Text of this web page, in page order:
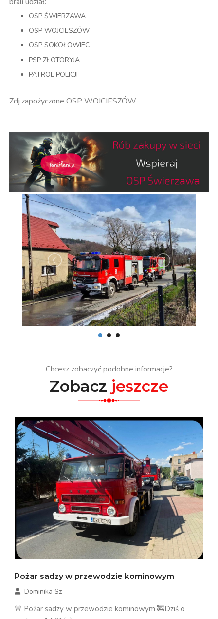
brali udział:
OSP ŚWIERZAWA
OSP WOJCIESZÓW
OSP SOKOŁOWIEC
PSP ZŁOTORYJA
PATROL POLICJI
Zdj.zapożyczone OSP WOJCIESZÓW
Chcesz zobaczyć podobne informacje?
Zobacz jeszcze
Pożar sadzy w przewodzie kominowym
Dominika Sz
🚨 Pożar sadzy w przewodzie kominowym 🚒Dziś o